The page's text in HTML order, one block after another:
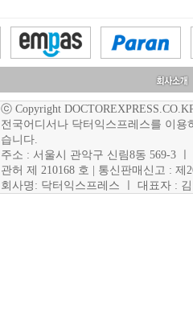
ⓒ Copyright
전국어디서나 닥터익스프레스를 이
습니다.
주소 : 서울시 관악구 신림8동 569-3
관허 제 210168 호 | 통신판매신고 : 제
회사명: 닥터익스프레스 ㅣ 대표자 :